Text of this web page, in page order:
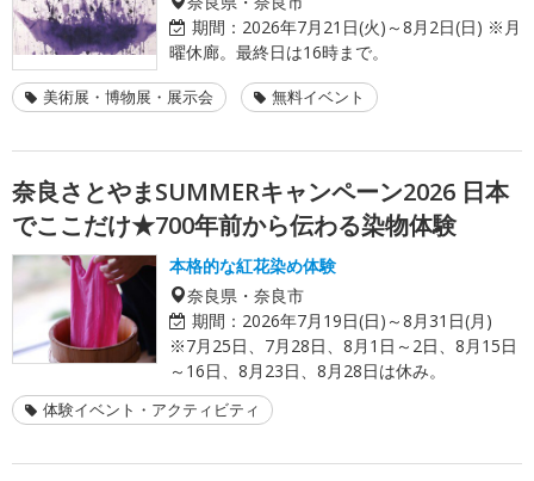
期間： 2026年7月21日(火)～8月2日(日) ※月
曜休廊。最終日は16時まで。
美術展・博物展・展示会 無料イベント
奈良さとやまSUMMERキャンペーン2026 日本
でここだけ★700年前から伝わる染物体験
本格的な紅花染め体験
奈良県・奈良市
期間： 2026年7月19日(日)～8月31日(月)
※7月25日、7月28日、8月1日～2日、8月15日
～16日、8月23日、8月28日は休み。
体験イベント・アクティビティ